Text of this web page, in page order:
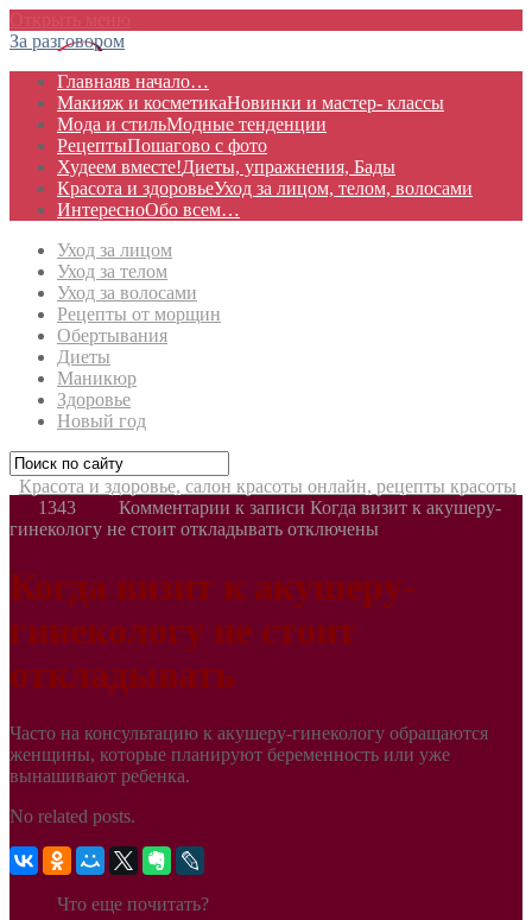
За разговором
Главнаяв начало…
Макияж и косметикаНовинки и мастер- классы
Мода и стильМодные тенденции
РецептыПошагово с фото
Худеем вместе!Диеты, упражнения, Бады
Красота и здоровьеУход за лицом, телом, волосами
ИнтересноОбо всем…
Уход за лицом
Уход за телом
Уход за волосами
Рецепты от морщин
Обертывания
Диеты
Маникюр
Здоровье
Новый год
Красота и здоровье, салон красоты онлайн, рецепты красоты
1343
Комментарии к записи Когда визит к акушеру-
гинекологу не стоит откладывать отключены
Когда визит к акушеру-
гинекологу не стоит
откладывать
Часто на консультацию к акушеру-гинекологу обращаются
женщины, которые планируют беременность или уже
вынашивают ребенка.
No related posts.
Что еще почитать?